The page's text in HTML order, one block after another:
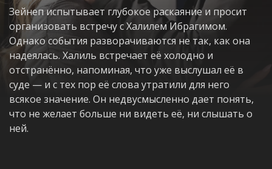
Зейнеп испытывает глубокое раскаяние и просит
организовать встречу с Халилем Ибрагимом.
Однако события разворачиваются не так, как она
надеялась. Халиль встречает её холодно и
отстранённо, напоминая, что уже выслушал её в
суде — и с тех пор её слова утратили для него
всякое значение. Он недвусмысленно дает понять,
что не желает больше ни видеть её, ни слышать о
ней.